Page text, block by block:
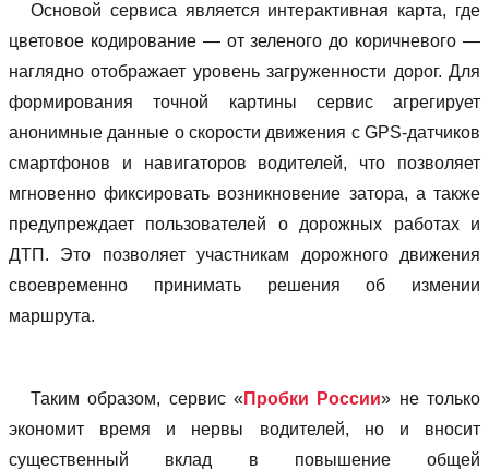
Основой сервиса является интерактивная карта, где
цветовое кодирование — от зеленого до коричневого —
наглядно отображает уровень загруженности дорог. Для
формирования точной картины сервис агрегирует
анонимные данные о скорости движения с GPS-датчиков
смартфонов и навигаторов водителей, что позволяет
мгновенно фиксировать возникновение затора, а также
предупреждает пользователей о дорожных работах и
ДТП. Это позволяет участникам дорожного движения
своевременно принимать решения об измении
маршрута.
Таким образом, сервис « Пробки России» не только
экономит время и нервы водителей, но и вносит
существенный вклад в повышение общей